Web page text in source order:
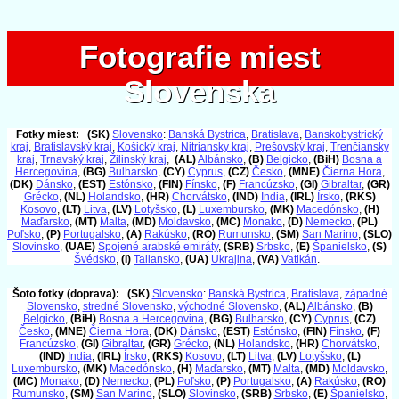
Fotografie miest
Slovenska
Fotografie miest
Slovenska
Fotky miest: (SK) Slovensko: Banská Bystrica, Bratislava, Banskobystrický
kraj, Bratislavský kraj, Košický kraj, Nitriansky kraj, Prešovský kraj, Trenčiansky
kraj, Trnavský kraj, Žilinský kraj, (AL)Albánsko, (B) Belgicko, (BiH) Bosna a
Hercegovina, (BG) Bulharsko, (CY) Cyprus, (CZ) Česko, (MNE) Čierna Hora,
(DK) Dánsko, (EST) Estónsko, (FIN) Fínsko, (F) Francúzsko, (GI) Gibraltar, (GR)
Grécko, (NL) Holandsko, (HR) Chorvátsko, (IND) India, (IRL) Írsko, (RKS)
Kosovo, (LT) Litva, (LV) Lotyšsko, (L) Luxembursko, (MK) Macedónsko, (H)
Maďarsko, (MT) Malta, (MD) Moldavsko, (MC) Monako, (D) Nemecko, (PL)
Poľsko, (P) Portugalsko, (A) Rakúsko, (RO) Rumunsko, (SM) San Marino, (SLO)
Slovinsko, (UAE) Spojené arabské emiráty, (SRB) Srbsko, (E) Španielsko, (S)
Švédsko, (I) Taliansko, (UA) Ukrajina, (VA) Vatikán.
Šoto fotky (doprava): (SK) Slovensko: Banská Bystrica, Bratislava, západné
Slovensko, stredné Slovensko, východné Slovensko, (AL)Albánsko, (B)
Belgicko, (BiH) Bosna a Hercegovina, (BG) Bulharsko, (CY) Cyprus, (CZ)
Česko, (MNE) Čierna Hora, (DK) Dánsko, (EST) Estónsko, (FIN) Fínsko, (F)
Francúzsko, (GI) Gibraltar, (GR) Grécko, (NL) Holandsko, (HR) Chorvátsko,
(IND) India, (IRL) Írsko, (RKS) Kosovo, (LT) Litva, (LV) Lotyšsko, (L)
Luxembursko, (MK) Macedónsko, (H) Maďarsko, (MT) Malta, (MD) Moldavsko,
(MC) Monako, (D) Nemecko, (PL) Poľsko, (P) Portugalsko, (A) Rakúsko, (RO)
Rumunsko, (SM) San Marino, (SLO) Slovinsko, (SRB) Srbsko, (E) Španielsko,